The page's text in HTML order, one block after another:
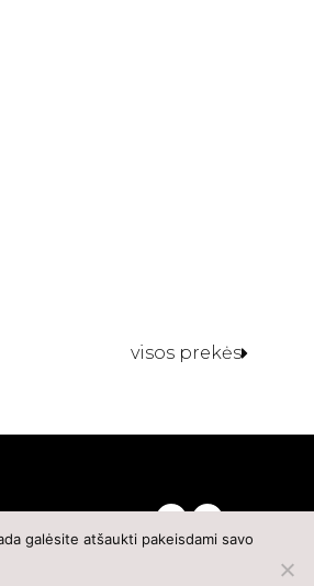
visos prekės
galėsite atšaukti pakeisdami savo